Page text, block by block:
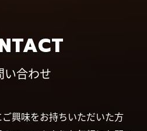
い合わせ
興味をお持ちいただいた方